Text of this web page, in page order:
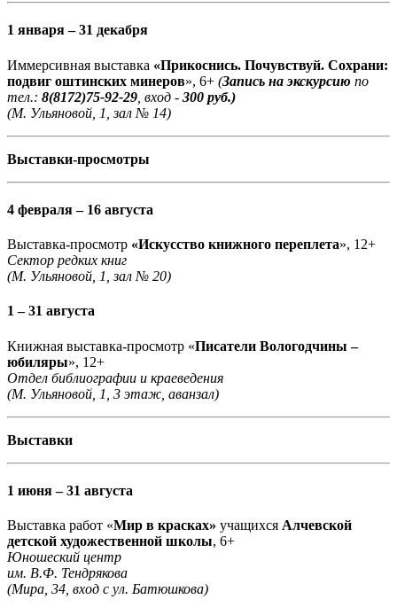
1 января – 31 декабря
Иммерсивная выставка «Прикоснись. Почувствуй. Сохрани:
подвиг оштинских минеров», 6+ (Запись на экскурсию по
тел.: 8(8172)75-92-29 , вход - 300 руб.)
(М. Ульяновой, 1, зал № 14)
Выставки-просмотры
4 февраля – 16 августа
Выставка-просмотр «Искусство книжного переплета», 12+
Сектор редких книг
(М. Ульяновой, 1, зал № 20)
1 – 31 августа
Книжная выставка-просмотр «Писатели Вологодчины –
юбиляры», 12+
Отдел библиографии и краеведения
(М. Ульяновой, 1, 3 этаж, аванзал)
Выставки
1 июня – 31 августа
Выставка работ «Мир в красках» учащихся Алчевской
детской художественной школы, 6+
Юношеский центр
им. В.Ф. Тендрякова
(Мира, 34, вход с ул. Батюшкова)